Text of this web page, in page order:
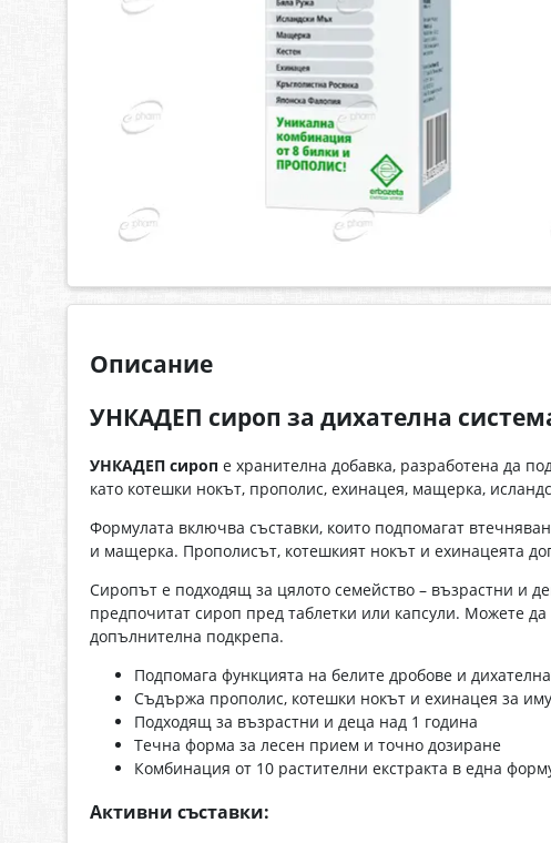
Описание
УНКАДЕП сироп за дихателна
УНКАДЕП сироп е хранителна добавка, разработена да
като котешки нокът, прополис, ехинацея, мащерка,
Формулата включва съставки, които подпомагат
и мащерка. Прополисът, котешкият нокът и ехинацеята
Сиропът е подходящ за цялото семейство – възрастни и
предпочитат сироп пред таблетки или капсули. Можете
допълнителна подкрепа.
Подпомага функцията на белите дробове и
Съдържа прополис, котешки нокът и ехинацея за
Подходящ за възрастни и деца над 1 година
Течна форма за лесен прием и точно дозиране
Комбинация от 10 растителни екстракта в една
Активни съставки: